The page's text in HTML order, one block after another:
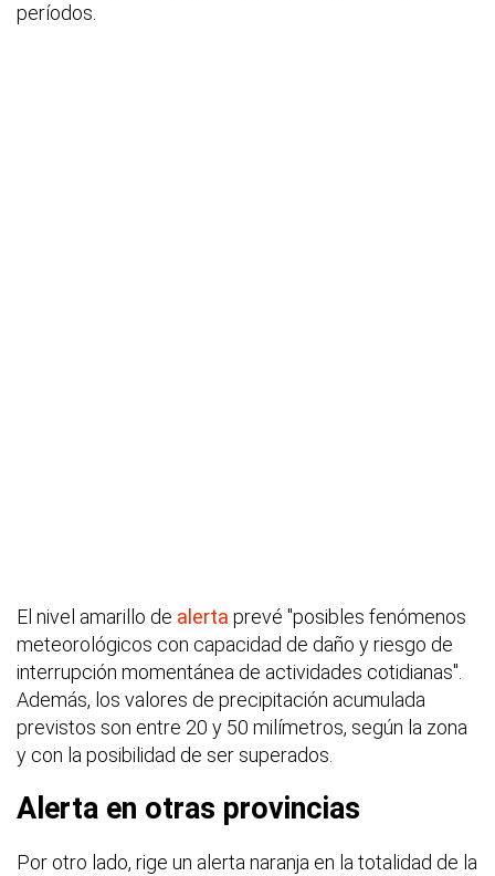
períodos.
El nivel amarillo de alerta prevé "posibles fenómenos
meteorológicos con capacidad de daño y riesgo de
interrupción momentánea de actividades cotidianas".
Además, los valores de precipitación acumulada
previstos son entre 20 y 50 milímetros, según la zona
y con la posibilidad de ser superados.
Alerta en otras provincias
Por otro lado, rige un alerta naranja en la totalidad de la